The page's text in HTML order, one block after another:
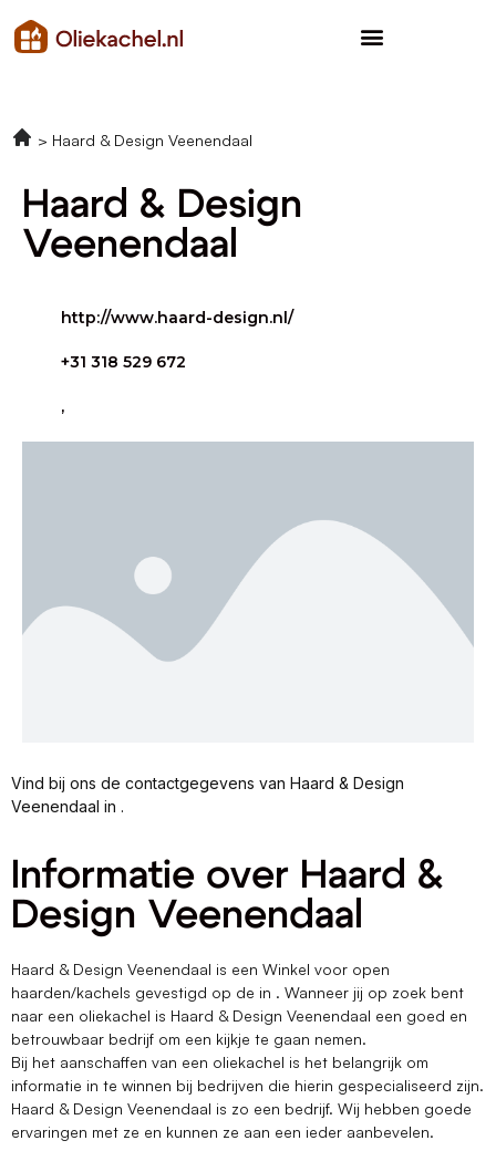
Haard & Design Veenendaal
Haard & Design
Veenendaal
http://www.haard-design.nl/
+31 318 529 672
,
Vind bij ons de contactgegevens van Haard & Design
Veenendaal in .
Informatie over Haard &
Design Veenendaal
Haard & Design Veenendaal is een Winkel voor open
haarden/kachels gevestigd op de in . Wanneer jij op zoek bent
naar een oliekachel is Haard & Design Veenendaal een goed en
betrouwbaar bedrijf om een kijkje te gaan nemen.
Bij het aanschaffen van een oliekachel is het belangrijk om
informatie in te winnen bij bedrijven die hierin gespecialiseerd zijn.
Haard & Design Veenendaal is zo een bedrijf. Wij hebben goede
ervaringen met ze en kunnen ze aan een ieder aanbevelen.